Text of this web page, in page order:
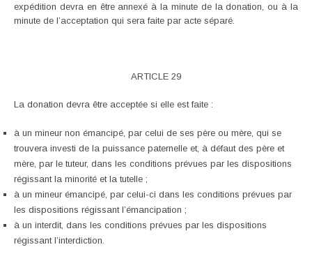
expédition devra en être annexé à la minute de la donation, ou à la
minute de l’acceptation qui sera faite par acte séparé.
ARTICLE 29
La donation devra être acceptée si elle est faite :
à un mineur non émancipé, par celui de ses père ou mère, qui se
trouvera investi de la puissance paternelle et, à défaut des père et
mère, par le tuteur, dans les conditions prévues par les dispositions
régissant la minorité et la tutelle ;
à un mineur émancipé, par celui-ci dans les conditions prévues par
les dispositions régissant l’émancipation ;
à un interdit, dans les conditions prévues par les dispositions
régissant l’interdiction.